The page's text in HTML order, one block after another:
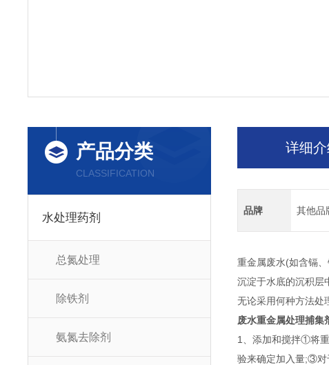
产品分类
CLASSIFICATION
水处理药剂
总氮处理
除铁剂
氨氮去除剂
详细
品牌 其他品
重金属废水(如含镉
沉淀于水底的沉积层
无论采用何种方法处
废水重金属处理捕集
1、添加和搅拌①将
验来确定加入量;③对